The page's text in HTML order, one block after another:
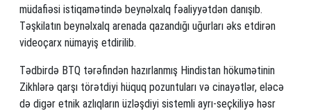
müdafiəsi istiqamətində beynəlxalq fəaliyyətdən danışıb.
Təşkilatın beynəlxalq arenada qazandığı uğurları əks etdirən
videoçarx nümayiş etdirilib.
Tədbirdə BTQ tərəfindən hazırlanmış Hindistan hökumətinin
Zikhlərə qarşı törətdiyi hüquq pozuntuları və cinayətlər, eləcə
də digər etnik azlıqların üzləşdiyi sistemli ayrı-seçkiliyə həsr